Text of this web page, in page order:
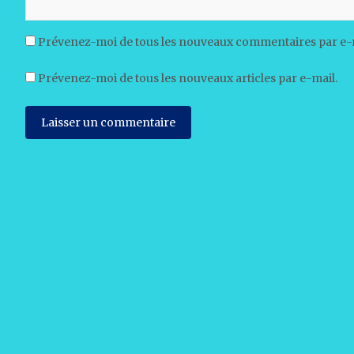
Prévenez-moi de tous les nouveaux commentaires par
Prévenez-moi de tous les nouveaux articles par e-mail.